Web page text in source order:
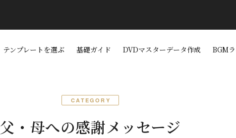
テンプレートを選ぶ 基礎ガイド DVDマスターデータ作成 BGM
CATEGORY
父・母への感謝メッセージ